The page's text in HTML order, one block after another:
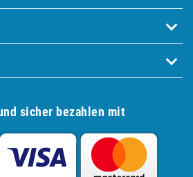
sicher bezahlen mit